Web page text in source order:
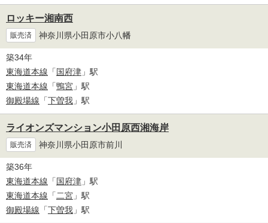
ロッキー湘南西
販売済 神奈川県小田原市小八幡
築34年
東海道本線 「 国府津 」駅
東海道本線 「鴨宮 」駅
御殿場線 「下曽我 」駅
ライオンズマンション小田原西湘海岸
販売済 神奈川県小田原市前川
築36年
東海道本線 「 国府津 」駅
東海道本線 「二宮 」駅
御殿場線 「下曽我 」駅